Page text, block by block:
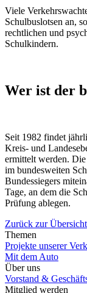
Viele
Schulbuslotsen an,
rechtlichen und
Schulkindern.
Wer ist der
Seit 1982 findet
Kreis- und
ermittelt werden.
im bundesweiten
Bundessiegers
Tage, an dem die
Prüfung ablegen.
Zurück zur Übersicht
Themen
Projekte unserer
Mit dem Auto
Über uns
Vorstand &
Mitglied werden